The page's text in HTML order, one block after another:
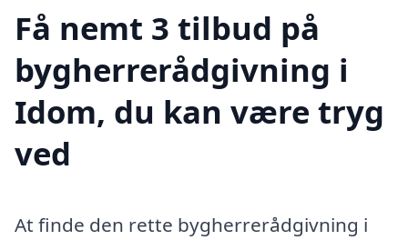
Få nemt 3 tilbud på
bygherrerådgivning i
Idom, du kan være tryg
ved
At finde den rette bygherrerådgivning i